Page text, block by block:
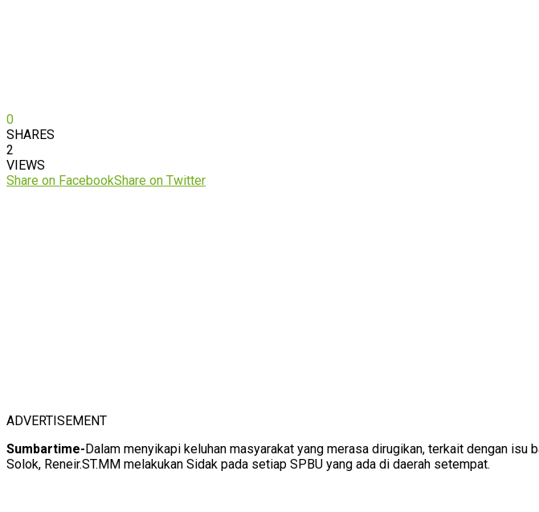
0
SHARES
2
VIEWS
Share on FacebookShare on Twitter
ADVERTISEMENT
Sumbartime-Dalam menyikapi keluhan masyarakat yang merasa dirugikan, terkait dengan
Solok, Reneir.ST.MM melakukan Sidak pada setiap SPBU yang ada di daerah setempat.